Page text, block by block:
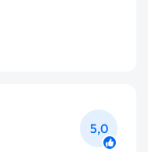
5,0